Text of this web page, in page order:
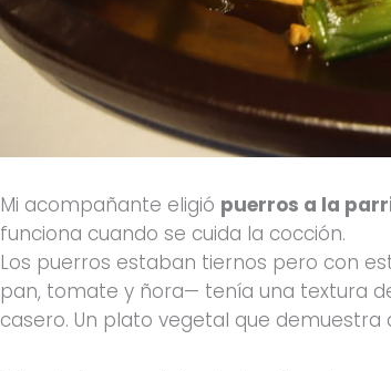
Mi acompañante eligió puerros a la
funciona cuando se cuida la cocción.
Los puerros estaban tiernos pero con
pan, tomate y ñora— tenía una textura
casero. Un plato vegetal que